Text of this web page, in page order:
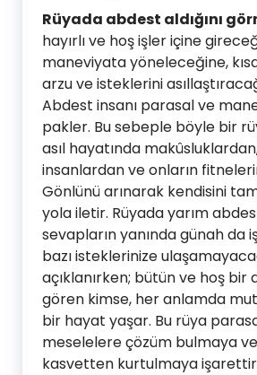
Rüyada abdest aldığını
hayırlı ve hoş işler içine
maneviyata yöneleceğine,
arzu ve isteklerini
Abdest insanı parasal ve
pakler. Bu sebeple böyle bir
asıl hayatında
insanlardan ve onların
Gönlünü arınarak kendisini
yola iletir. Rüyada yarım
sevapların yanında günah da
bazı isteklerinize
açıklanırken; bütün ve hoş bir
gören kimse, her anlamda
bir hayat yaşar. Bu rüya
meselelere çözüm bulmaya
kasvetten kurtulmaya